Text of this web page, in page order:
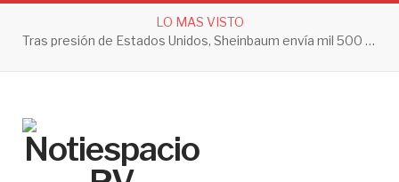
LO MAS VISTO
Tras presión de Estados Unidos, Sheinbaum envía mil 500 soldados a Michoacán